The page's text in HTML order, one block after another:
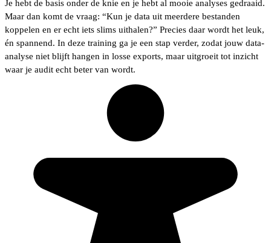
Je hebt de basis onder de knie en je hebt al mooie analyses gedraaid.
Maar dan komt de vraag: “Kun je data uit meerdere bestanden
koppelen en er echt iets slims uithalen?” Precies daar wordt het leuk,
én spannend. In deze training ga je een stap verder, zodat jouw data-
analyse niet blijft hangen in losse exports, maar uitgroeit tot inzicht
waar je audit echt beter van wordt.